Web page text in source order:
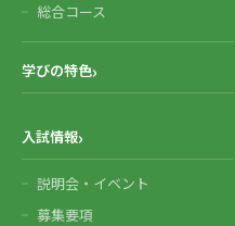
総合コース
学びの特色
入試情報
説明会・イベント
募集要項